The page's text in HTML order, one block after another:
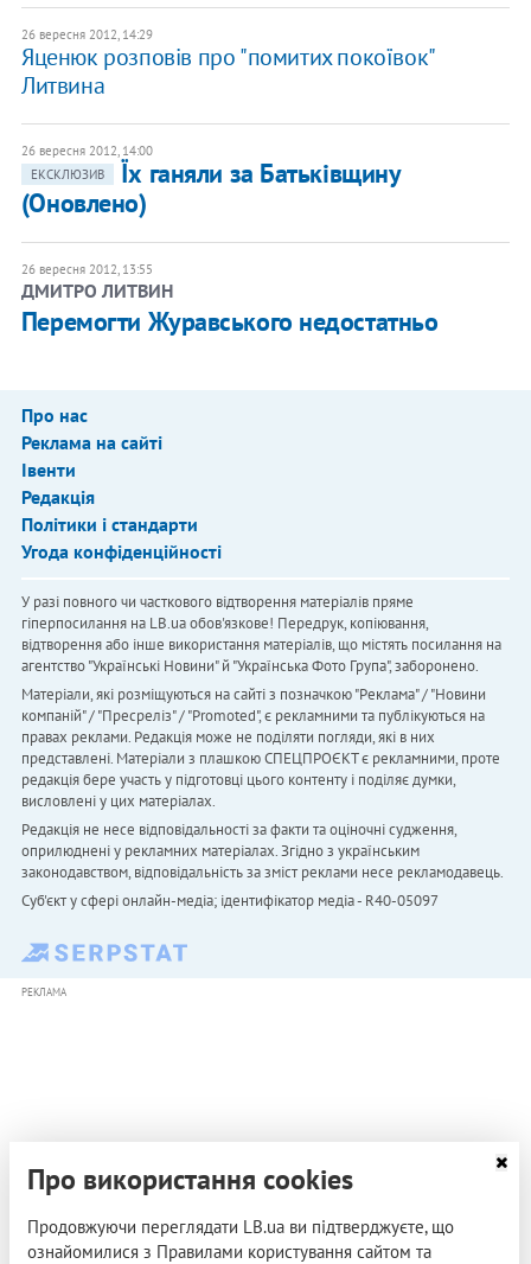
26 вересня 2012, 14:29
Яценюк розповів про "помитих покоївок"
Литвина
26 вересня 2012, 14:00
ЕКСКЛЮЗИВ
​Їх ганяли за Батьківщину
(Оновлено)
26 вересня 2012, 13:55
ДМИТРО ЛИТВИН
Перемогти Журавського недостатньо
Про нас
Реклама на сайті
Івенти
Редакція
Політики і стандарти
Угода конфіденційності
У разі повного чи часткового відтворення матеріалів пряме
гіперпосилання на LB.ua обов'язкове! Передрук, копіювання,
відтворення або інше використання матеріалів, що містять посилання на
агентство "Українськi Новини" й "Українська Фото Група", заборонено.
Матеріали, які розміщуються на сайті з позначкою "Реклама" / "Новини
компаній" / "Пресреліз" / "Promoted", є рекламними та публікуються на
правах реклами. Редакція може не поділяти погляди, які в них
представлені. Матеріали з плашкою СПЕЦПРОЄКТ є рекламними, проте
редакція бере участь у підготовці цього контенту і поділяє думки,
висловлені у цих матеріалах.
Редакція не несе відповідальності за факти та оціночні судження,
оприлюднені у рекламних матеріалах. Згідно з українським
законодавством, відповідальність за зміст реклами несе рекламодавець.
Cуб'єкт у сфері онлайн-медіа; ідентифікатор медіа - R40-05097
РЕКЛАМА
Про використання cookies
Продовжуючи переглядати LB.ua ви підтверджуєте, що
ознайомилися з Правилами користування сайтом та